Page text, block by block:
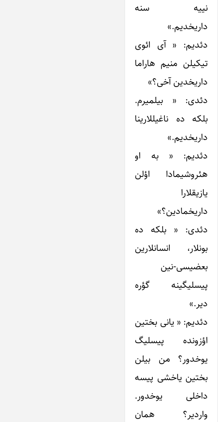
نییه سنه
داریخدیم.»
دئدیم: « آی ائوی
تیکیلن منیم هاراما
داریخدین آخی؟»
دئدی: « بیلمیرم.
بلکه ده ناغیللارینا
داریخدیم.»
دئدیم: « به او
هئروشیمادا اؤلن
یازیقلارا
داریخمادین؟»
دئدی: « بلکه ده
بونلار، انسانلارین
بعضیسی-نین
پیسلیگینه گؤره
دیر.»
دئدیم: « یانی بختین
اؤزونده پیسلیگ
یوخدور؟ من بیلن
بختین یاخشی پیسه
داخلی یوخدور.
واردیر؟ همان